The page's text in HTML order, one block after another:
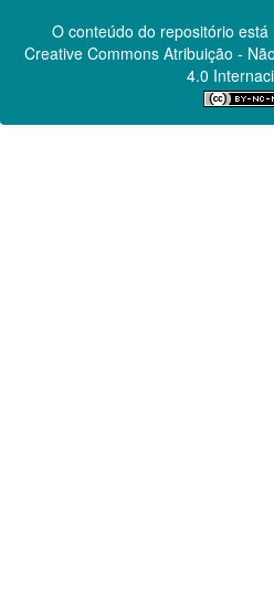
O conteúdo do repositório
Creative CommonsAtribuição -
4.0